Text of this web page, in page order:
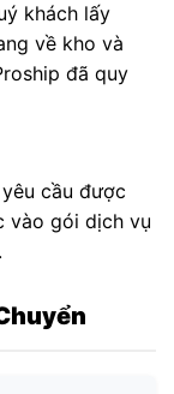
khách lấy
về kho và
đã quy
cầu được
vào gói dịch vụ